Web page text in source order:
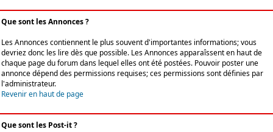
Que sont les Annonces ?
Les Annonces contiennent le plus souvent d'importantes informations; vous
devriez donc les lire dès que possible. Les Annonces apparaîssent en haut de
chaque page du forum dans lequel elles ont été postées. Pouvoir poster une
annonce dépend des permissions requises; ces permissions sont définies par
l'administrateur.
Revenir en haut de page
Que sont les Post-it ?